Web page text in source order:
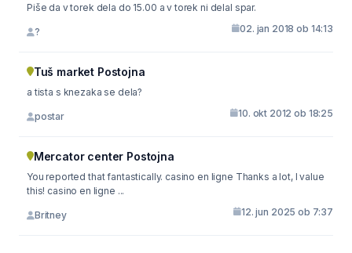
Piše da v torek dela do 15.00 a v torek ni delal spar.
? 02. jan 2018 ob 14:13
Tuš market Postojna
a tista s knezaka se dela?
postar 10. okt 2012 ob 18:25
Mercator center Postojna
You reported that fantastically. casino en ligne Thanks a lot, I value
this! casino en ligne ...
Britney 12. jun 2025 ob 7:37